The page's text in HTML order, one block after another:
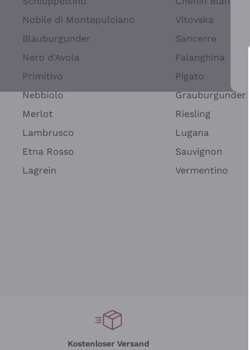
Nobile di Montepulciano
Blauburgunder
Nero d'Avola
Primitivo
Nebbiolo
Merlot
Lambrusco
Etna Rosso
Lagrein
Vitovska
Sancerre
Falanghina
Pigato
Grauburgunder
Riesling
Lugana
Sauvignon
Vermentino
Kostenloser Versand